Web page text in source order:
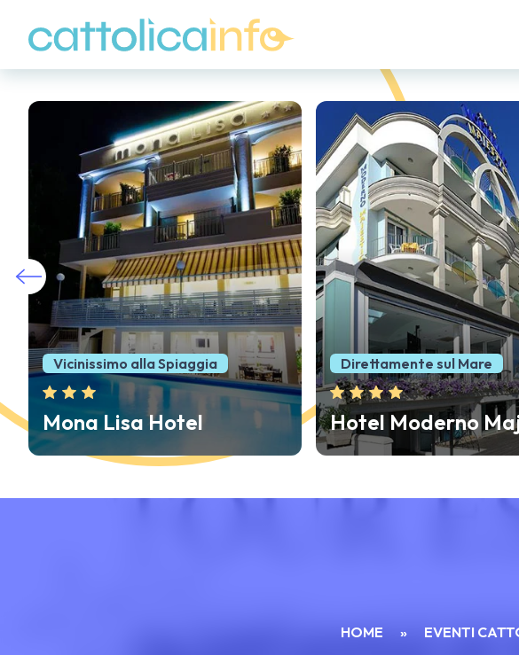
Direttamente sul Mare
Hotel Moderno Majestic
Posizione centrale
Hotel Diamante
HOME » EVENTI